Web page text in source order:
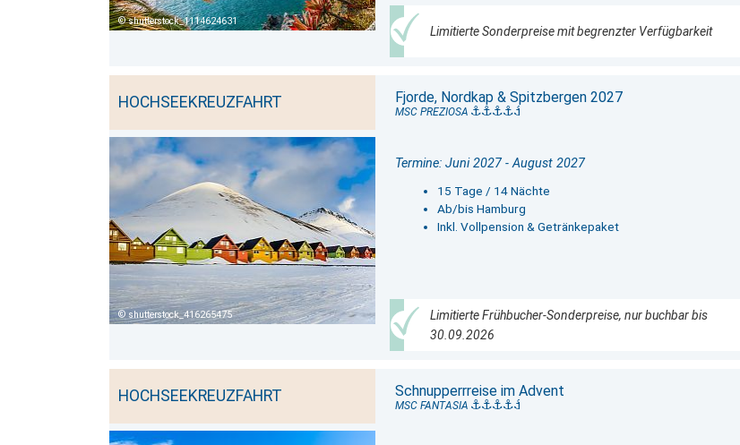
shutterstock_1114624631
Limitierte Sonderpreise mit begrenzter Verfügbarkeit
HOCHSEEKREUZFAHRT
shutterstock_416265475
Fjorde, Nordkap & Spitzbergen 2027
MSC PREZIOSA
Termine: Juni 2027 - August 2027
15 Tage / 14 Nächte
Ab/bis Hamburg
Inkl. Vollpension & Getränkepaket
Limitierte Frühbucher-Sonderpreise, nur buchbar bis
30.09.2026
HOCHSEEKREUZFAHRT Schnupperrreise im Advent
MSC FANTASIA